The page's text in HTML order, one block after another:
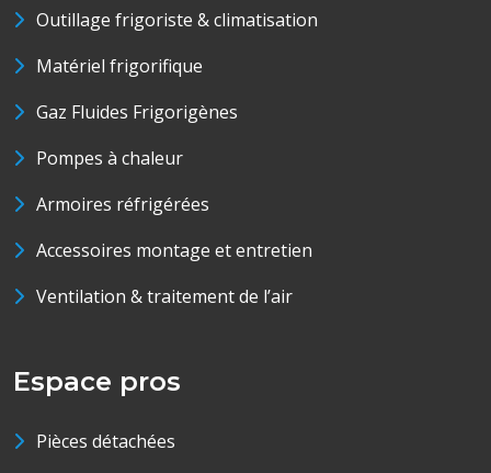
Outillage frigoriste & climatisation
Matériel frigorifique
Gaz Fluides Frigorigènes
Pompes à chaleur
Armoires réfrigérées
Accessoires montage et entretien
Ventilation & traitement de l’air
Espace pros
Pièces détachées